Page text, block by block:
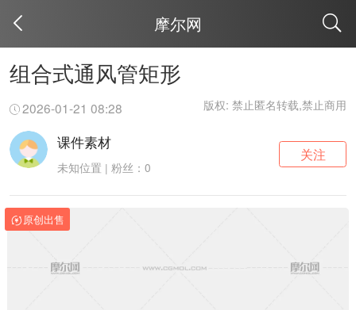
摩尔网
组合式通风管矩形
2026-01-21 08:28 版权: 禁止匿名转载,禁止商用
课件素材
未知位置 | 粉丝：0
关注
原创出售
取消